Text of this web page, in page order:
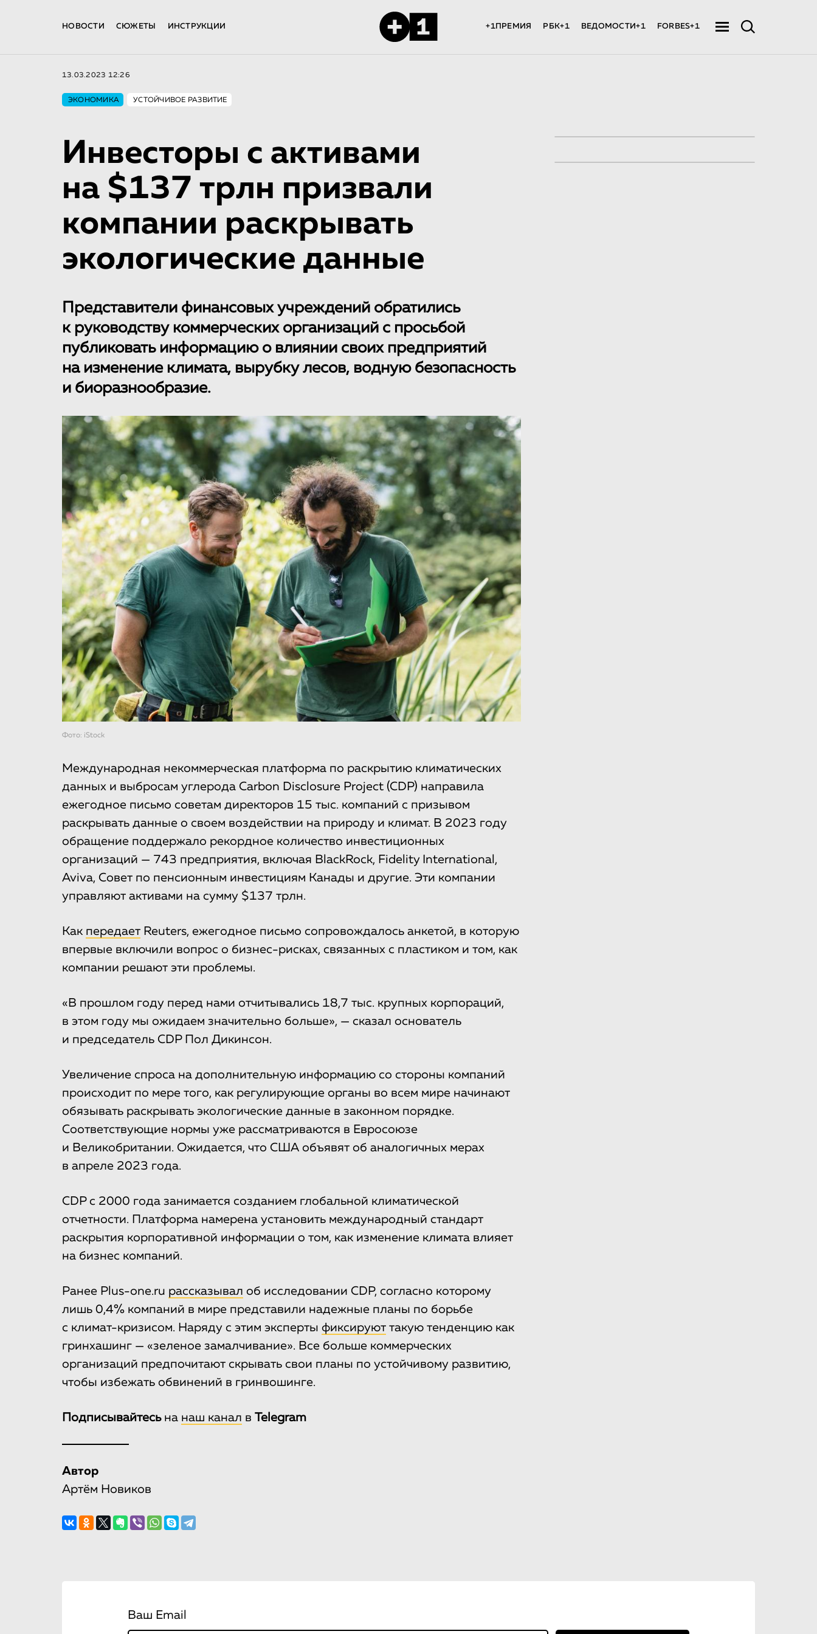
НОВОСТИ СЮЖЕТЫ ИНСТРУКЦИИ +1ПРЕМИЯ РБК+1 ВЕДОМОСТИ+1 FORBES+1
13.03.2023 12:26
ЭКОНОМИКА УСТОЙЧИВОЕ РАЗВИТИЕ
Инвесторы с активами
на $137 трлн призвали
компании раскрывать
экологические данные
Представители финансовых учреждений обратились
к руководству коммерческих организаций с просьбой
публиковать информацию о влиянии своих предприятий
на изменение климата, вырубку лесов, водную безопасность
и биоразнообразие.
Фото: iStock
Международная некоммерческая платформа по раскрытию климатических
данных и выбросам углерода Carbon Disclosure Project (CDP) направила
ежегодное письмо советам директоров 15 тыс. компаний с призывом
раскрывать данные о своем воздействии на природу и климат. В 2023 году
обращение поддержало рекордное количество инвестиционных
организаций — 743 предприятия, включая BlackRock, Fidelity International,
Aviva, Совет по пенсионным инвестициям Канады и другие. Эти компании
управляют активами на сумму $137 трлн.
Как передает Reuters, ежегодное письмо сопровождалось анкетой, в которую
впервые включили вопрос о бизнес-рисках, связанных с пластиком и том, как
компании решают эти проблемы.
«В прошлом году перед нами отчитывались 18,7 тыс. крупных корпораций,
в этом году мы ожидаем значительно больше», — сказал основатель
и председатель CDP Пол Дикинсон.
Увеличение спроса на дополнительную информацию со стороны компаний
происходит по мере того, как регулирующие органы во всем мире начинают
обязывать раскрывать экологические данные в законном порядке.
Соответствующие нормы уже рассматриваются в Евросоюзе
и Великобритании. Ожидается, что США объявят об аналогичных мерах
в апреле 2023 года.
CDP с 2000 года занимается созданием глобальной климатической
отчетности. Платформа намерена установить международный стандарт
раскрытия корпоративной информации о том, как изменение климата влияет
на бизнес компаний.
Ранее Plus-one.ru рассказывал об исследовании CDP, согласно которому
лишь 0,4% компаний в мире представили надежные планы по борьбе
с климат-кризисом. Наряду с этим эксперты фиксируют такую тенденцию как
гринхашинг — «зеленое замалчивание». Все больше коммерческих
организаций предпочитают скрывать свои планы по устойчивому развитию,
чтобы избежать обвинений в гринвошинге.
Подписывайтесьна наш канал в Telegram
Автор
Артём Новиков
Ваш Email